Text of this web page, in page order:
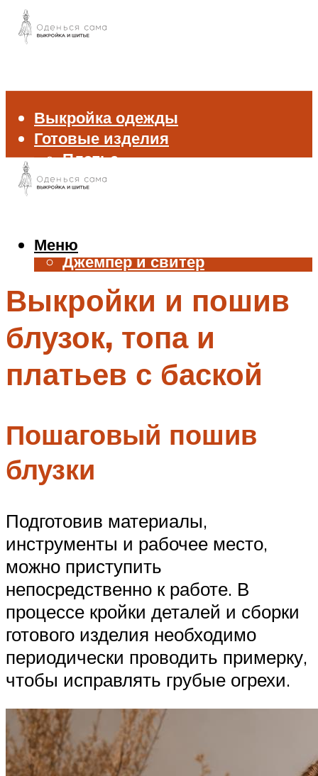
Выкройка одежды
Готовые изделия
Платье
Брюки
Жилет
Джемпер и свитер
Аксессуары
Меню
Меню
Выкройки и пошив
блузок, топа и
платьев с баской
Пошаговый пошив
блузки
Подготовив материалы,
инструменты и рабочее место,
можно приступить
непосредственно к работе. В
процессе кройки деталей и сборки
готового изделия необходимо
периодически проводить примерку,
чтобы исправлять грубые огрехи.